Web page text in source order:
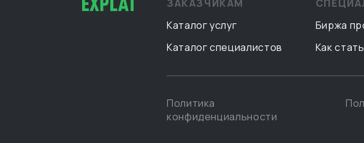
ЗАКАЗЧИКАМ
Каталог услуг
Каталог специалистов
Биржа
Как
Политика
конфиденциальности